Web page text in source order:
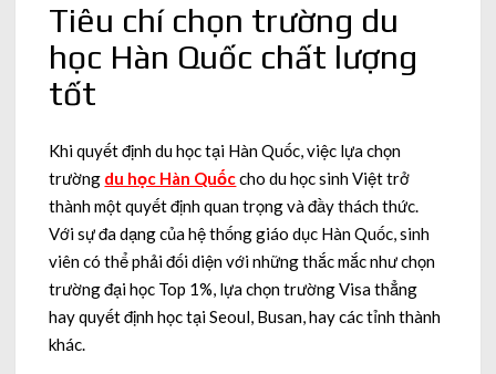
Tiêu chí chọn trường du
học Hàn Quốc chất lượng
tốt
Khi quyết định du học tại Hàn Quốc, việc lựa chọn
trường du học Hàn Quốccho du học sinh Việt trở
thành một quyết định quan trọng và đầy thách thức.
Với sự đa dạng của hệ thống giáo dục Hàn Quốc, sinh
viên có thể phải đối diện với những thắc mắc như chọn
trường đại học Top 1%, lựa chọn trường Visa thẳng
hay quyết định học tại Seoul, Busan, hay các tỉnh thành
khác.